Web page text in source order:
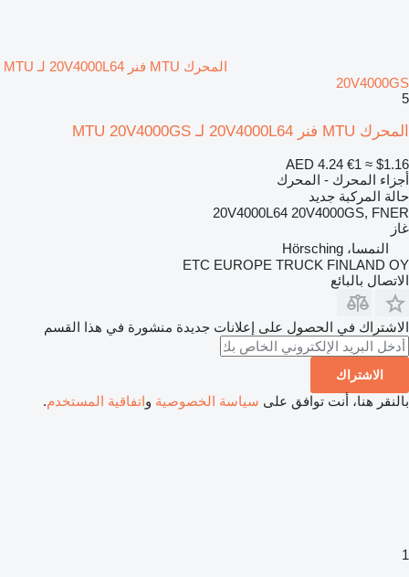
المحرك MTU فنر 20V4000L64 لـ MTU
20V4000GS
5
المحرك MTU فنر 20V4000L64 لـ MTU 20V4000GS
AED 4.24 €1 ≈ $1.16
أجزاء المحرك - المحرك
حالة المركبة جديد
20V4000L64 20V4000GS, FNER
غاز
النمسا، Hörsching
ETC EUROPE TRUCK FINLAND OY
الاتصال بالبائع
الاشتراك في الحصول على إعلانات جديدة منشورة في هذا القسم
الاشتراك
بالنقر هنا، أنت توافق على سياسة الخصوصية واتفاقية المستخدم.
1